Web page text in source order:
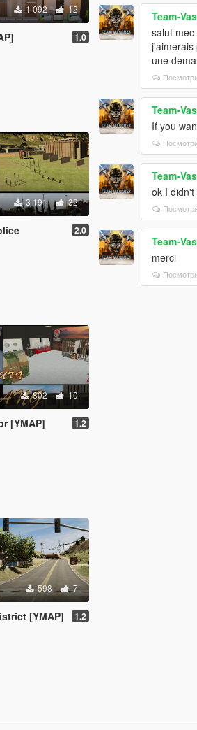
1 092 12
1.0
3 191 32
2.0
802 10
[YMAP] 1.2
598 7
[YMAP] 1.2
Team-
salut
j'aimerais
une
Team-
If you
Team-
ok I
Team-
merci